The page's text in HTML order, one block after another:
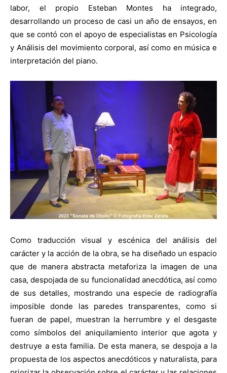
labor, el propio Esteban Montes ha integrado,
desarrollando un proceso de casi un año de ensayos, en
que se contó con el apoyo de especialistas en Psicología
y Análisis del movimiento corporal, así como en música e
interpretación del piano.
Como traducción visual y escénica del análisis del
carácter y la acción de la obra, se ha diseñado un espacio
que de manera abstracta metaforiza la imagen de una
casa, despojada de su funcionalidad anecdótica, así como
de sus detalles, mostrando una especie de radiografía
imposible donde las paredes transparentes, como si
fueran de papel, muestran la herrumbre y el desgaste
como símbolos del aniquilamiento interior que agota y
destruye a esta familia. De esta manera, se despoja a la
propuesta de los aspectos anecdóticos y naturalista, para